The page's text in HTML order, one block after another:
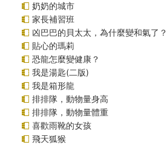
奶奶的城市
家長補習班
凶巴巴的貝太太，為什麼變和氣了？
貼心的瑪莉
恐龍怎麼變健康？
我是湯匙(二版)
我是箱形龍
排排隊，動物量身高
排排隊，動物量體重
喜歡雨靴的女孩
飛天狐猴